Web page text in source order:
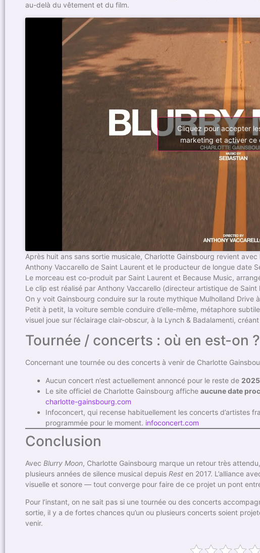
au-delà du vêtement et du film.
Cliquez pour accepter
marketing et activer ce
Après huit ans sans sortie musicale, Charlotte Gainsbourg revient avec
Anthony Vaccarello de Saint Laurent et le producteur de longue date
Le morceau est co-produit par Saint Laurent et Because Music,
Le clip est réalisé par Anthony Vaccarello (directeur artistique de
On y voit Gainsbourg conduire sur la route mythique Mulholland Drive
Petit à petit, la voiture semble conduire d’elle-même, métaphore
visuel joue sur l’éclairage clair-obscur, à la Lynch & Badalamenti,
Tournée / concerts : où en est-on ?
Concernant une tournée ou des concerts à venir de Charlotte
Aucun concert n’est actuellement annoncé pour le reste de 2025
Le site officiel de Charlotte Gainsbourg affiche aucune date
charlotte-gainsbourg.com
Infoconcert, qui recense habituellement les concerts d’artistes
programmée pour le moment. infoconcert.com
Conclusion
Avec Blurry Moon, Charlotte Gainsbourg marque un retour très
plusieurs années de silence musical depuis Rest en 2017. L’alliance
visuelle et sonore — tout converge pour faire de ce projet un pont
Pour l’instant, on ne sait pas si une tournée ou des concerts
sortie, il y a de fortes chances qu’un ou plusieurs concerts soient
venir.